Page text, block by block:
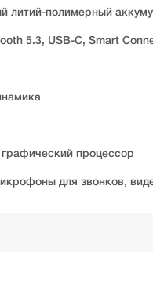
литий-полимерный
5.3, USB-C, Smart
процессор
для звонков,